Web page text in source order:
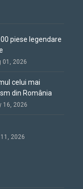
piese legendare
01, 2026
celui mai
din România
16, 2026
2026